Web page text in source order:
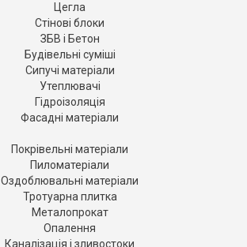
Цегла
Стінові блоки
ЗБВ і Бетон
Будівельні суміші
Сипучі матеріали
Утеплювачі
Гідроізоляція
Фасадні матеріали
Покрівельні матеріали
Пиломатеріали
Оздоблювальні матеріали
Тротуарна плитка
Металопрокат
Опалення
Каналізація і зливостоки